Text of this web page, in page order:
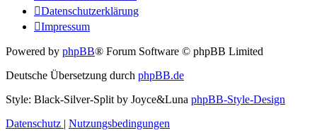
Datenschutzerklärung
Impressum
Powered by phpBB® Forum Software © phpBB Limited
Deutsche Übersetzung durch phpBB.de
Style: Black-Silver-Split by Joyce&Luna phpBB-Style-Design
Datenschutz | Nutzungsbedingungen